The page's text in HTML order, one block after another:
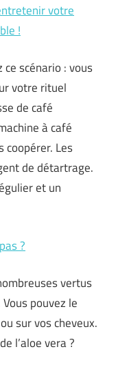
votre
!
scénario : vous
votre rituel
de café
à café
coopérer. Les
de détartrage.
et un
?
vertus
pouvez le
sur vos cheveux.
l’aloe vera ?